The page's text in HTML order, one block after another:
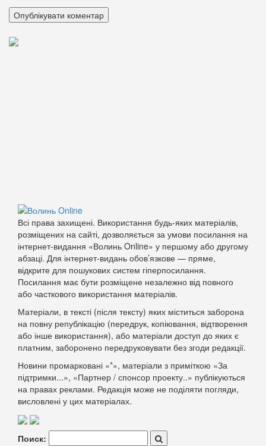
Всі права захищені. Використання будь-яких матеріалів,
розміщених на сайті, дозволяється за умови посилання на
інтернет-видання «Волинь Online» у першому або другому
абзаці. Для інтернет-видань обов’язкове — пряме,
відкрите для пошукових систем гіперпосилання.
Посилання має бути розміщене незалежно від повного
або часткового використання матеріалів.
Матеріали, в тексті (після тексту) яких міститься заборона
на повну републікацію (передрук, копіювання, відтворення
або інше використання), або матеріали доступ до яких є
платним, заборонено передруковувати без згоди редакції.
Новини промарковані «*», матеріали з приміткою «За
підтримки...», «Партнер / спонсор проекту..» публікуються
на правах реклами. Редакція може не поділяти погляди,
висловлені у цих матеріалах.
Поиск: